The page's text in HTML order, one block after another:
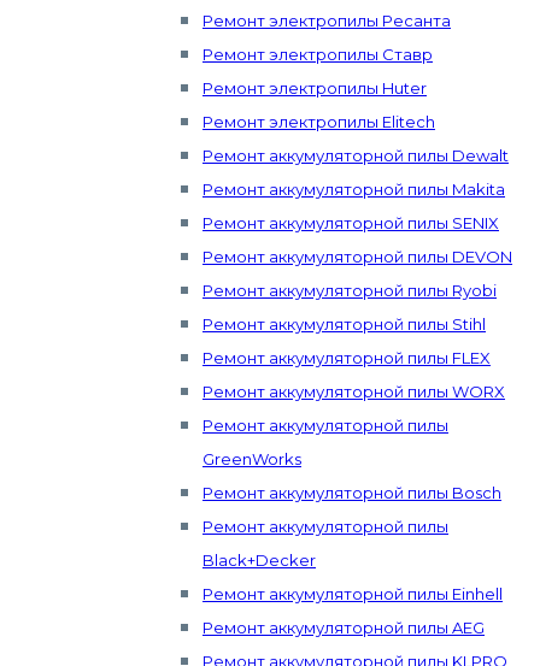
Ремонт электропилы Ресанта
Ремонт электропилы Ставр
Ремонт электропилы Huter
Ремонт электропилы Elitech
Ремонт аккумуляторной пилы Dewalt
Ремонт аккумуляторной пилы Makita
Ремонт аккумуляторной пилы SENIX
Ремонт аккумуляторной пилы DEVON
Ремонт аккумуляторной пилы Ryobi
Ремонт аккумуляторной пилы Stihl
Ремонт аккумуляторной пилы FLEX
Ремонт аккумуляторной пилы WORX
Ремонт аккумуляторной пилы
GreenWorks
Ремонт аккумуляторной пилы Bosch
Ремонт аккумуляторной пилы
Black+Decker
Ремонт аккумуляторной пилы Einhell
Ремонт аккумуляторной пилы AEG
Ремонт аккумуляторной пилы KLPRO